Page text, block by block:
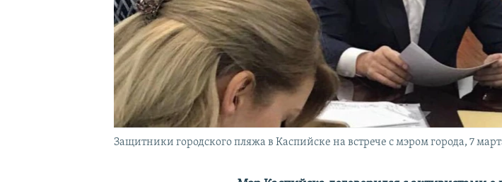
Защитники городского пляжа в Каспийске на встрече с мэром города, 7